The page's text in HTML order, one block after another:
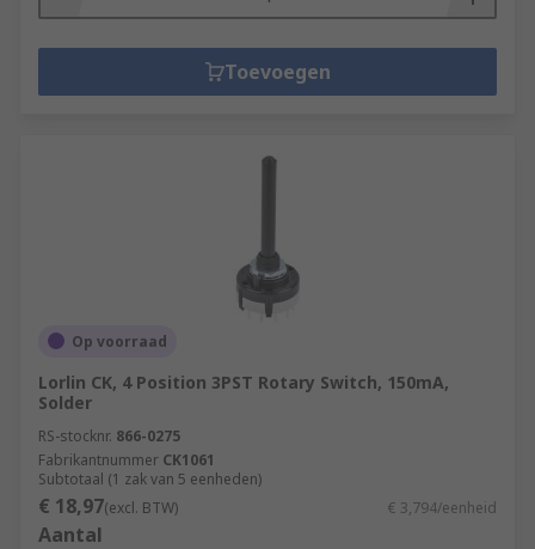
Toevoegen
Op voorraad
Lorlin CK, 4 Position 3PST Rotary Switch, 150mA,
Solder
RS-stocknr. 866-0275
Fabrikantnummer CK1061
Subtotaal (1 zak van 5 eenheden)
€ 18,97(excl. BTW) € 3,794/eenheid
Aantal